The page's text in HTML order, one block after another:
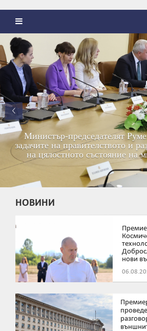
Министър-председателят
задачите на правителството и
на цялостното състояние на
НОВИНИ
нови